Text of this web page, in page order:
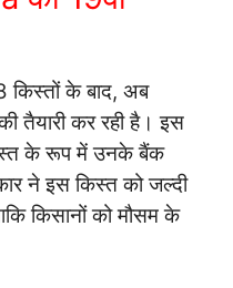
किस्तों के बाद, अब
तैयारी कर रही है। इस
के रूप में उनके बैंक
ने इस किस्त को जल्दी
किसानों को मौसम के